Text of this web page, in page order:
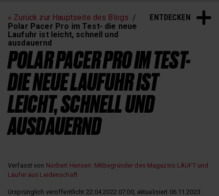
ENTDECKEN
Schlaf und Erholung
« Zurück zur Hauptseite des Blogs
Polar Pacer Pro im Test- die neue
Laufuhr ist leicht, schnell und
ausdauernd
POLAR PACER PRO IM TEST-
DIE NEUE LAUFUHR IST
LEICHT, SCHNELL UND
AUSDAUERND
Verfasst von Norbert Hensen: Mitbegründer des Magazins LÄUFT und
Läufer aus Leidenschaft
Ursprünglich veröffentlicht 22.04.2022 07:00, aktualisiert 06.11.2023